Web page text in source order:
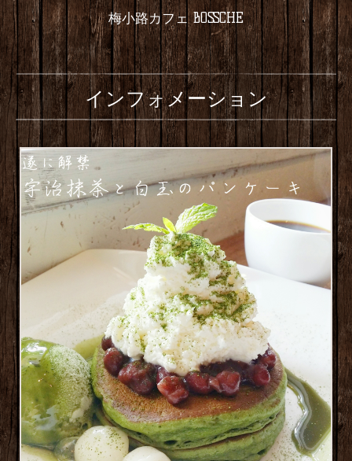
梅小路カフェ BOSSCHE
インフォメーション